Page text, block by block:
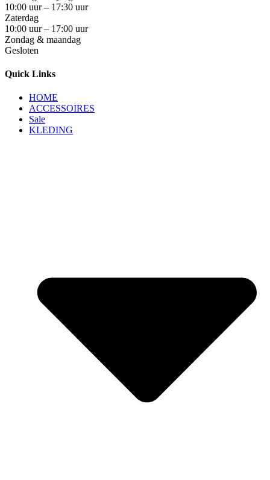
10:00 uur – 17:30 uur
Zaterdag
10:00 uur – 17:00 uur
Zondag & maandag
Gesloten
Quick Links
HOME
ACCESSOIRES
Sale
KLEDING